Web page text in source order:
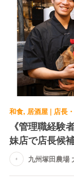
和食, 居酒屋 | 店長
《管理職経験
妹店で店長候
九州塚田農場